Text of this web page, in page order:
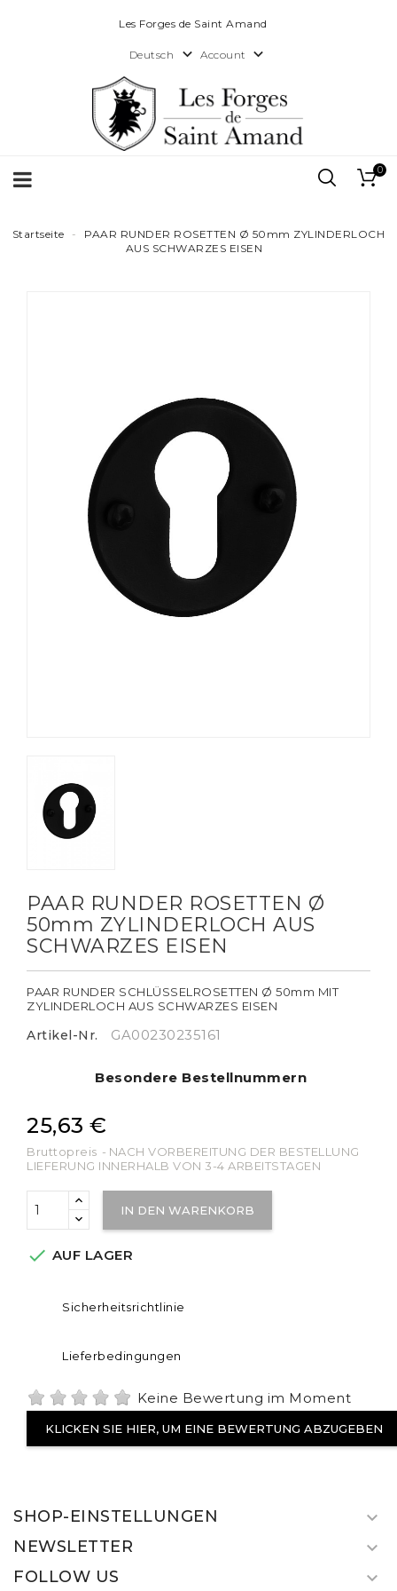
Les Forges de Saint Amand
Deutsch  Account 
0
Startseite
PAAR RUNDER ROSETTEN Ø 50mm ZYLINDERLOCH
AUS SCHWARZES EISEN
PAAR RUNDER ROSETTEN Ø
50mm ZYLINDERLOCH AUS
SCHWARZES EISEN
PAAR RUNDER SCHLÜSSELROSETTEN Ø 50mm MIT
ZYLINDERLOCH AUS SCHWARZES EISEN
Artikel-Nr. GA00230235161
Besondere Bestellnummern
25,63 €
Bruttopreis
NACH VORBEREITUNG DER BESTELLUNG
LIEFERUNG INNERHALB VON 3-4 ARBEITSTAGEN
IN DEN WARENKORB
 AUF LAGER
Sicherheitsrichtlinie
Lieferbedingungen
Keine Bewertung im Moment
KLICKEN SIE HIER, UM EINE BEWERTUNG ABZUGEBEN
SHOP-EINSTELLUNGEN 
NEWSLETTER 
FOLLOW US 